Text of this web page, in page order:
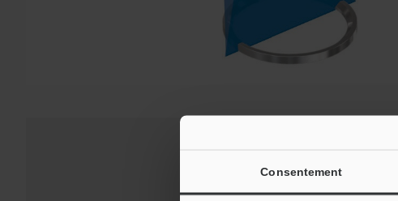
ConsentementSérie LJ-X8000